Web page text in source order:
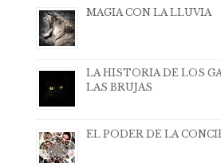
MAGIA CON LA LLUVIA
LA HISTORIA DE LOS
LAS BRUJAS
EL PODER DE LA